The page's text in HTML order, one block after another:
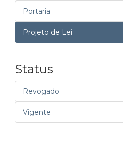
Portaria
Projeto de Lei
Status
Revogado
Vigente